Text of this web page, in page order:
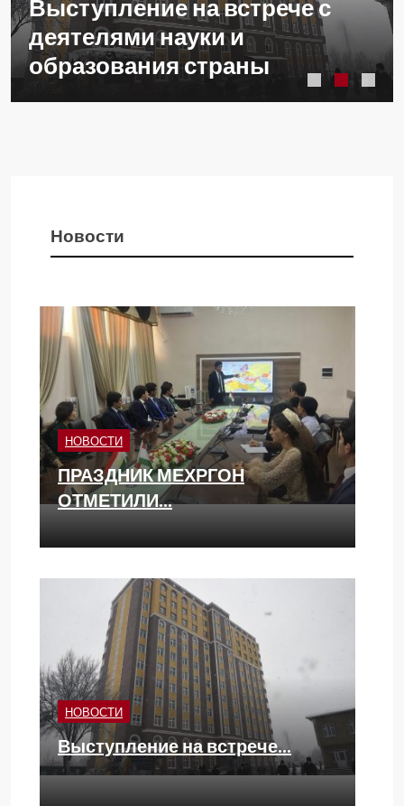
Выступление на встрече с
деятелями науки и
образования страны
Новости
НОВОСТИ
ПРАЗДНИК МЕХРГОН
ОТМЕТИЛИ…
НОВОСТИ
Выступление на встрече…